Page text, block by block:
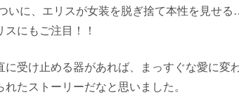
いに、エリスが女装を脱ぎ捨て本性を見せる
にもご注目！！
受け止める器があれば、まっすぐな愛に変
たストーリーだなと思いました。